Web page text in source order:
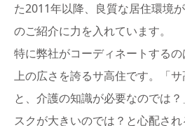
た2011年以降、良質な居住環境
のご紹介に力を入れています。
特に弊社がコーディネートする
上の広さを誇るサ高住です。「
と、介護の知識が必要なのでは
スクが大きいのでは？と心配さ